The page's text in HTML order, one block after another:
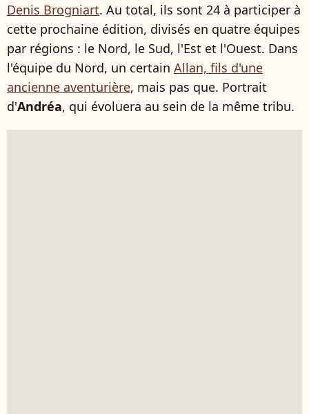
Denis Brogniart. Au total, ils sont 24 à participer à
cette prochaine édition, divisés en quatre équipes
par régions : le Nord, le Sud, l'Est et l'Ouest. Dans
l'équipe du Nord, un certain Allan, fils d'une
ancienne aventurière, mais pas que. Portrait
d'Andréa, qui évoluera au sein de la même tribu.